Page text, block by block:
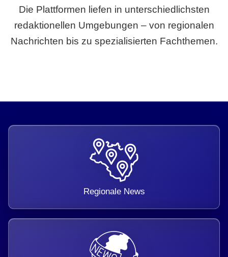
Die Plattformen liefen in unterschiedlichsten
redaktionellen Umgebungen – von regionalen
Nachrichten bis zu spezialisierten Fachthemen.
Regionale News